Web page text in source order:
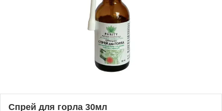
Спрей для горла 30мл